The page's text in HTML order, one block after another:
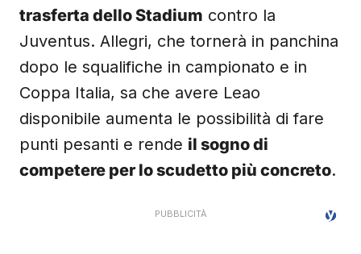
trasferta dello Stadium contro la
Juventus. Allegri, che tornerà in panchina
dopo le squalifiche in campionato e in
Coppa Italia, sa che avere Leao
disponibile aumenta le possibilità di fare
punti pesanti e rende il sogno di
competere per lo scudetto più concreto.